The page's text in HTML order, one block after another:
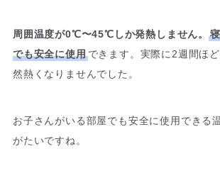
周囲温度が0℃〜45℃しか発熱しません。
でも安全に使用できます。実際に2週間ほ
然熱くなりませんでした。
お子さんがいる部屋でも安全に使用できる
がたいですね。